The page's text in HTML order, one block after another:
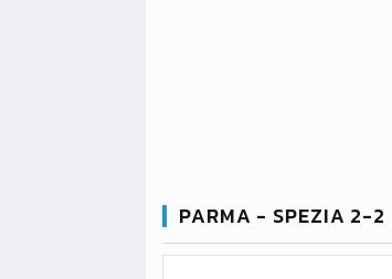
PARMA - SPEZIA 2-2